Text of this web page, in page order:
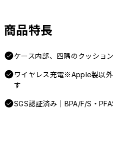
商品特長
ケース内部、四隅のクッショ
ワイヤレス充電※Apple製以
す
SGS認証済み｜BPA/F/S・